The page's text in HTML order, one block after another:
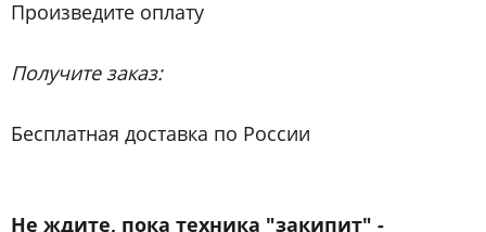
Произведите оплату
Получите заказ:
Бесплатная доставка по России
Не ждите, пока техника "закипит" -